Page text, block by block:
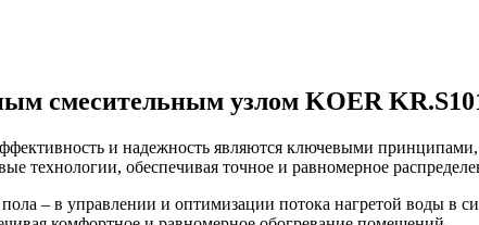
смесительным узлом KOER
и надежность являются ключевыми принципами,
технологии, обеспечивая точное и равномерное
пола – в управлении и оптимизации потока нагретой воды